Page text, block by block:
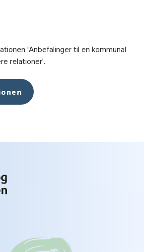
'Anbefalinger til en kommunal
relationer'.